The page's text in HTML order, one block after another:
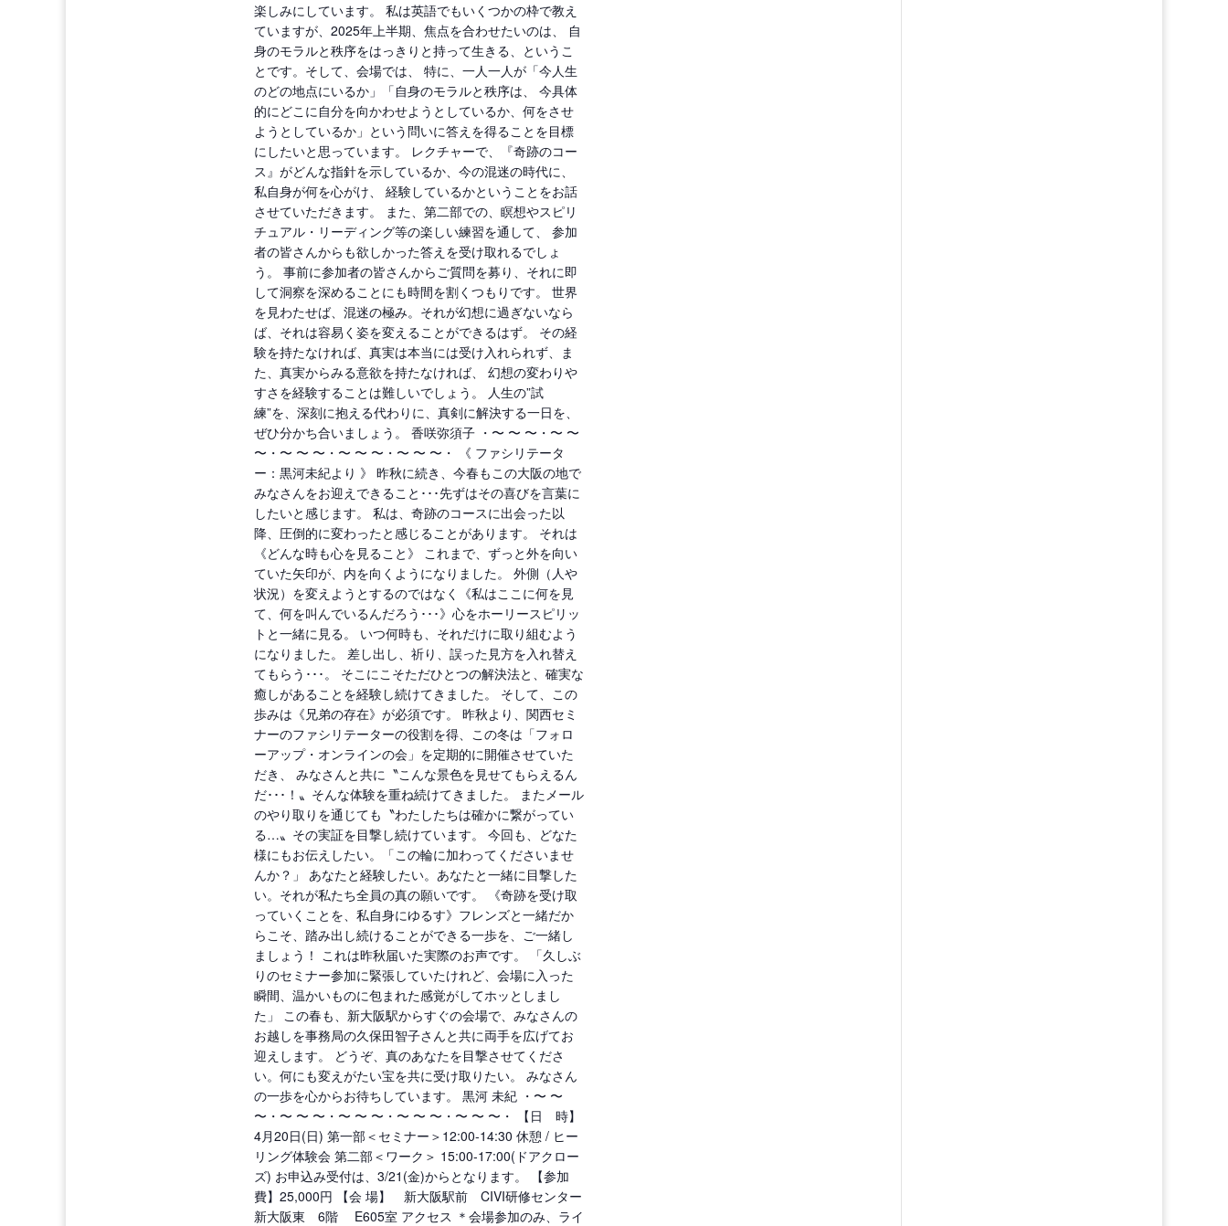
楽しみにしています。 私は英語でもいくつかの枠で教え
ていますが、2025年上半期、焦点を合わせたいのは、 自
身のモラルと秩序をはっきりと持って生きる、というこ
とです。そして、会場では、 特に、一人一人が「今人生
のどの地点にいるか」「自身のモラルと秩序は、 今具体
的にどこに自分を向かわせようとしているか、何をさせ
ようとしているか」という問いに答えを得ることを目標
にしたいと思っています。 レクチャーで、『奇跡のコー
ス』がどんな指針を示しているか、今の混迷の時代に、
私自身が何を心がけ、 経験しているかということをお話
させていただきます。 また、第二部での、瞑想やスピリ
チュアル・リーディング等の楽しい練習を通して、 参加
者の皆さんからも欲しかった答えを受け取れるでしょ
う。 事前に参加者の皆さんからご質問を募り、それに即
して洞察を深めることにも時間を割くつもりです。 世界
を見わたせば、混迷の極み。それが幻想に過ぎないなら
ば、それは容易く姿を変えることができるはず。 その経
験を持たなければ、真実は本当には受け入れられず、ま
た、真実からみる意欲を持たなければ、 幻想の変わりや
すさを経験することは難しいでしょう。 人生の”試
練”を、深刻に抱える代わりに、真剣に解決する一日を、
ぜひ分かち合いましょう。 香咲弥須子 ・〜 〜 〜・〜 〜
〜・〜 〜 〜・〜 〜 〜・〜 〜 〜・ 《 ファシリテータ
ー：黒河未紀より 》 昨秋に続き、今春もこの大阪の地で
みなさんをお迎えできること･･･先ずはその喜びを言葉に
したいと感じます。 私は、奇跡のコースに出会った以
降、圧倒的に変わったと感じることがあります。 それは
《どんな時も心を見ること》 これまで、ずっと外を向い
ていた矢印が、内を向くようになりました。 外側（人や
状況）を変えようとするのではなく《私はここに何を見
て、何を叫んでいるんだろう･･･》心をホーリースピリッ
トと一緒に見る。 いつ何時も、それだけに取り組むよう
になりました。 差し出し、祈り、誤った見方を入れ替え
てもらう･･･。 そこにこそただひとつの解決法と、確実な
癒しがあることを経験し続けてきました。 そして、この
歩みは《兄弟の存在》が必須です。 昨秋より、関西セミ
ナーのファシリテーターの役割を得、この冬は「フォロ
ーアップ・オンラインの会」を定期的に開催させていた
だき、 みなさんと共に〝こんな景色を見せてもらえるん
だ･･･！〟そんな体験を重ね続けてきました。 またメール
のやり取りを通じても〝わたしたちは確かに繋がってい
る…〟その実証を目撃し続けています。 今回も、どなた
様にもお伝えしたい。「この輪に加わってくださいませ
んか？」 あなたと経験したい。あなたと一緒に目撃した
い。それが私たち全員の真の願いです。 《奇跡を受け取
っていくことを、私自身にゆるす》フレンズと一緒だか
らこそ、踏み出し続けることができる一歩を、ご一緒し
ましょう！ これは昨秋届いた実際のお声です。 「久しぶ
りのセミナー参加に緊張していたけれど、会場に入った
瞬間、温かいものに包まれた感覚がしてホッとしまし
た」 この春も、新大阪駅からすぐの会場で、みなさんの
お越しを事務局の久保田智子さんと共に両手を広げてお
迎えします。 どうぞ、真のあなたを目撃させてくださ
い。何にも変えがたい宝を共に受け取りたい。 みなさん
の一歩を心からお待ちしています。 黒河 未紀 ・〜 〜
〜・〜 〜 〜・〜 〜 〜・〜 〜 〜・〜 〜 〜・ 【日 時】
4月20日(日) 第一部＜セミナー＞12:00-14:30 休憩 / ヒー
リング体験会 第二部＜ワーク＞ 15:00-17:00(ドアクロー
ズ) お申込み受付は、3/21(金)からとなります。 【参加
費】25,000円 【会 場】 新大阪駅前 CIVI研修センター
新大阪東 6階 E605室 アクセス ＊会場参加のみ、ライ